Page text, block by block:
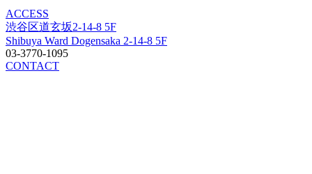
ACCESS
渋谷区道玄坂2-14-8 5F
Shibuya Ward Dogensaka 2-14-8 5F
03-3770-1095
CONTACT